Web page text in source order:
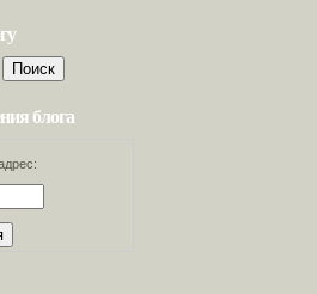
блога